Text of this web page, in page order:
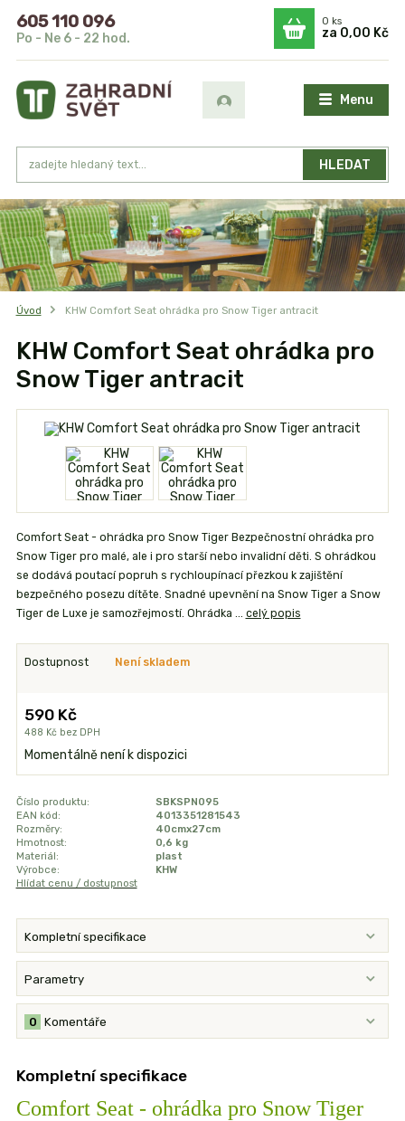
Menu
HLEDAT
605 110 096
Po - Ne 6 - 22 hod.
0ks
za 0,00 Kč
Úvod KHW Comfort Seat ohrádka pro Snow Tiger antracit
KHW Comfort Seat ohrádka pro
Snow Tiger antracit
Comfort Seat - ohrádka pro Snow Tiger Bezpečnostní ohrádka pro
Snow Tiger pro malé, ale i pro starší nebo invalidní děti. S ohrádkou
se dodává poutací popruh s rychloupínací přezkou k zajištění
bezpečného posezu dítěte. Snadné upevnění na Snow Tiger a Snow
Tiger de Luxe je samozřejmostí. Ohrádka ... celý popis
Dostupnost Není skladem
590 Kč
488 Kč bez DPH
Momentálně není k dispozici
Číslo produktu:
SBKSPN095
EAN kód:
4013351281543
Rozměry:
40cmx27cm
Hmotnost:
0,6 kg
Materiál:
plast
Výrobce:
KHW
Hlídat cenu / dostupnost
Kompletní specifikace
Parametry
Komentáře
0
Kompletní specifikace
Comfort Seat - ohrádka pro Snow Tiger